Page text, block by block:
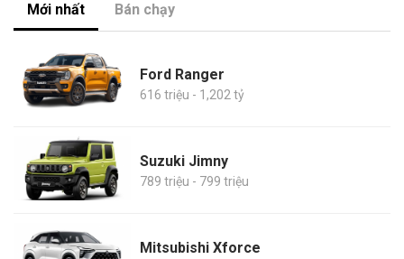
Mới nhất Bán chạy
Ford Ranger
616 triệu - 1,202 tỷ
Suzuki Jimny
789 triệu - 799 triệu
Mitsubishi Xforce